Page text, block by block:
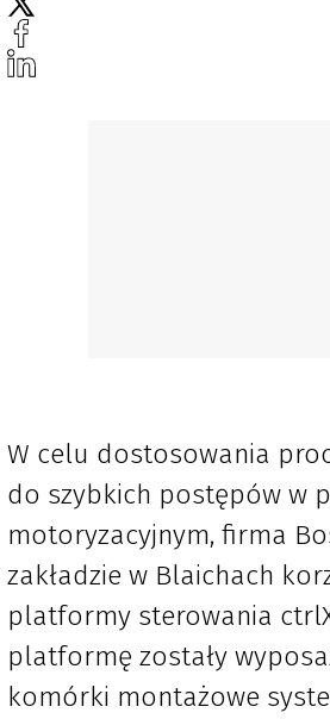
W celu dostosowania
do szybkich postępów w
motoryzacyjnym, firma
zakładzie w Blaichach
platformy sterowania ctrlX
platformę zostały
komórki montażowe